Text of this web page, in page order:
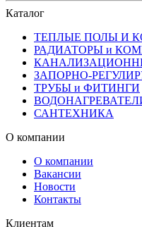
Каталог
ТЕПЛЫЕ ПОЛЫ И
РАДИАТОРЫ и
ЗАПОРНО-
ТРУБЫ и ФИТИНГИ
САНТЕХНИКА
О компании
О компании
Вакансии
Новости
Контакты
Клиентам